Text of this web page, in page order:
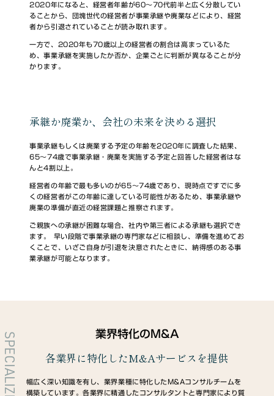
2020年になると、経営者年齢が60～70代前半と広く分散してい
ることから、団塊世代の経営者が事業承継や廃業などにより、経営
者から引退されていることが読み取れます。
一方で、2020年も70歳以上の経営者の割合は高まっているた
め、事業承継を実施したか否か、企業ごとに判断が異なることが分
かります。
承継か廃業か、会社の未来を決める選択
事業承継もしくは廃業する予定の年齢を2020年に調査した結果、
65～74歳で事業承継・廃業を実施する予定と回答した経営者はな
んと4割以上。
経営者の年齢で最も多いのが65～74歳であり、現時点ですでに多
くの経営者がこの年齢に達している可能性があるため、事業承継や
廃業の準備が直近の経営課題と推察されます。
ご親族への承継が困難な場合、社内や第三者による承継も選択でき
ます。 早い段階で事業承継の専門家などに相談し、準備を進めてお
くことで、いざご自身が引退を決意されたときに、納得感のある事
業承継が可能となります。
SPECIALIZED 業界特化のM&A
各業界に特化したM&Aサービスを提供
幅広く深い知識を有し、業界業種に特化したM&Aコンサルチームを
構築しています。各業界に精通したコンサルタントと専門家により質